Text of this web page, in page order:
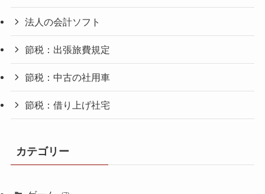
法人の会計ソフト
節税：出張旅費規定
節税：中古の社用車
節税：借り上げ社宅
カテゴリー